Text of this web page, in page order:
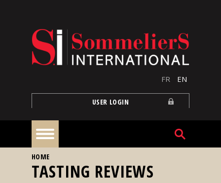
FR EN
USER LOGIN
Home
YOU ARE HERE
HOME
TASTING REVIEWS